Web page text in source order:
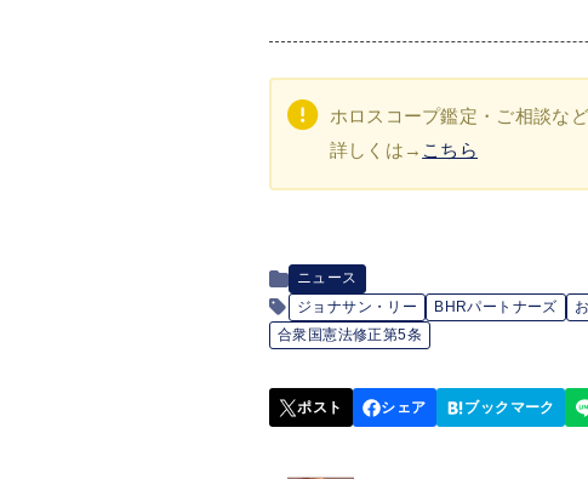
ホロスコープ鑑定・ご相談な
詳しくは→ こちら
ニュース
ジョナサン・リー
BHRパートナーズ
合衆国憲法修正第5条